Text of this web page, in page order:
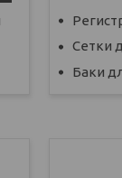
Сетки
Баки